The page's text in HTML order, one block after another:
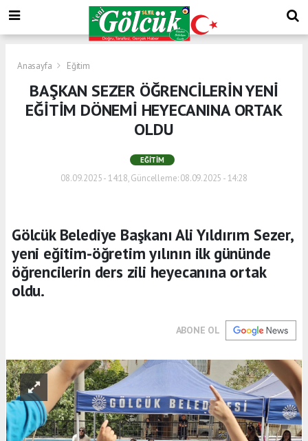
Anasayfa Eğitim
BAŞKAN SEZER ÖĞRENCİLERİN YENİ
EĞİTİM DÖNEMİ HEYECANINA ORTAK
OLDU
EĞITIM
08.09.2025 - 14:18, Güncelleme: 08.09.2025 - 14:28
Gölcük Belediye Başkanı Ali Yıldırım Sezer,
yeni eğitim-öğretim yılının ilk gününde
öğrencilerin ders zili heyecanına ortak
oldu.
ABONE OL